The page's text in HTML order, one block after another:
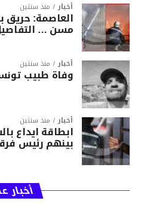
أخبار منذ سنتين
العاصمة: حريق
مسن …
أخبار منذ سنتين
وفاة طبيب
أخبار منذ سنتين
بينهم رئيس
أخبار